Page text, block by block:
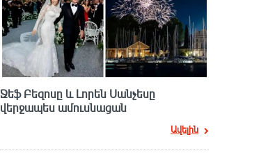
Ջեֆ Բեզոսը և Լորեն Սանչեսը
վերջապես ամուսնացան
Ավելին